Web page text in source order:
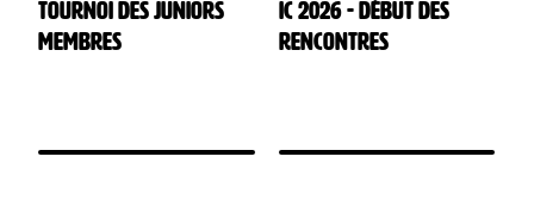
Tournoi des juniors
membres
IC 2026 - début des
rencontres